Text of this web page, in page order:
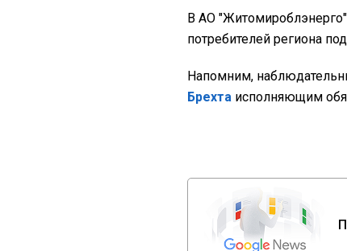
В АО "Житомироблэнерго"
потребителей региона
Напомним,
Брехта исполняющим